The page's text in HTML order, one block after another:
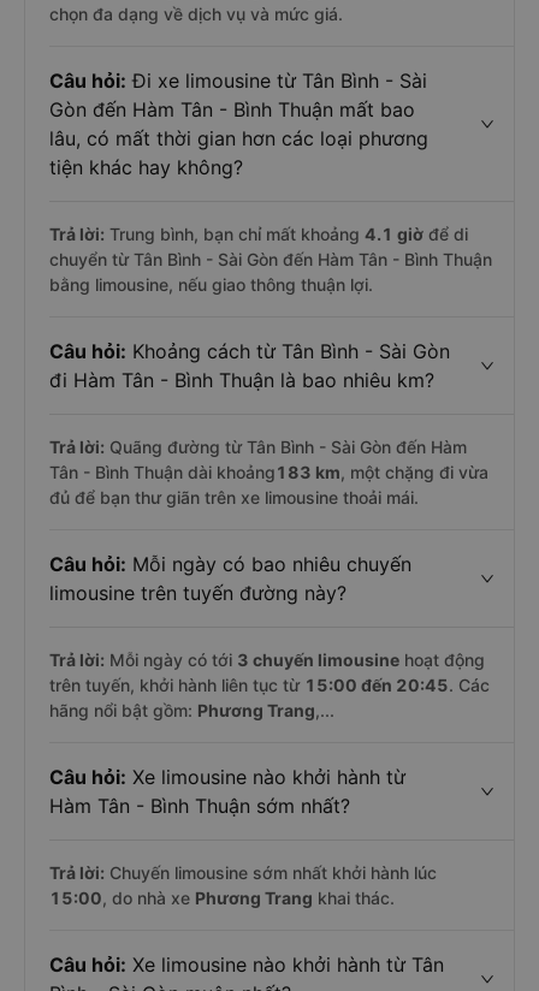
chọn đa dạng về dịch vụ và mức giá.
Câu hỏi: Đi xe limousine từ Tân Bình - Sài
Gòn đến Hàm Tân - Bình Thuận mất bao
lâu, có mất thời gian hơn các loại phương
tiện khác hay không?
Trả lời: Trung bình, bạn chỉ mất khoảng 4.1 giờ để di
chuyển từ Tân Bình - Sài Gòn đến Hàm Tân - Bình Thuận
bằng limousine, nếu giao thông thuận lợi.
Câu hỏi: Khoảng cách từ Tân Bình - Sài Gòn
đi Hàm Tân - Bình Thuận là bao nhiêu km?
Trả lời: Quãng đường từ Tân Bình - Sài Gòn đến Hàm
Tân - Bình Thuận dài khoảng183 km, một chặng đi vừa
đủ để bạn thư giãn trên xe limousine thoải mái.
Câu hỏi: Mỗi ngày có bao nhiêu chuyến
limousine trên tuyến đường này?
Trả lời: Mỗi ngày có tới 3 chuyến limousine hoạt động
trên tuyến, khởi hành liên tục từ 15:00 đến 20:45. Các
hãng nổi bật gồm: Phương Trang,...
Câu hỏi: Xe limousine nào khởi hành từ
Hàm Tân - Bình Thuận sớm nhất?
Trả lời: Chuyến limousine sớm nhất khởi hành lúc
15:00, do nhà xe Phương Trang khai thác.
Câu hỏi: Xe limousine nào khởi hành từ Tân